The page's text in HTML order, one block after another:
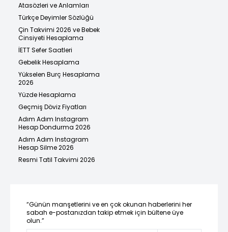
Atasözleri ve Anlamları
Türkçe Deyimler Sözlüğü
Çin Takvimi 2026 ve Bebek
Cinsiyeti Hesaplama
İETT Sefer Saatleri
Gebelik Hesaplama
Yükselen Burç Hesaplama
2026
Yüzde Hesaplama
Geçmiş Döviz Fiyatları
Adım Adım Instagram
Hesap Dondurma 2026
Adım Adım Instagram
Hesap Silme 2026
Resmi Tatil Takvimi 2026
“Günün manşetlerini ve en çok okunan haberlerini her
sabah e-postanızdan takip etmek için bültene üye
olun.”